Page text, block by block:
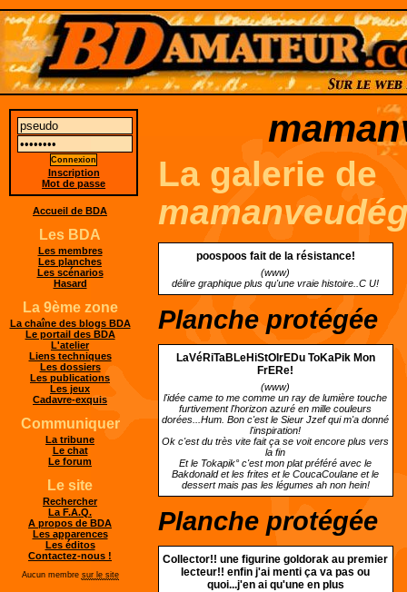
La galerie de
poospoos fait de la résistance!
(www)
délire graphique plus qu'une vraie histoire..C U!
Planche protégée
LaVéRiTaBLeHiStOIrEDu ToKaPik Mon
FrERe!
(www)
l'idée came to me comme un ray de lumière touche
furtivement l'horizon azuré en mille couleurs
dorées...Hum. Bon c'est le Sieur Jzef qui m'a donné
l'inspiration!
Ok c'est du très vite fait ça se voit encore plus vers
la fin
Et le Tokapik° c'est mon plat préféré avec le
Bakdonald et les frites et le CoucaCoulane et le
dessert mais pas les légumes ah non hein!
Planche protégée
Collector!! une figurine goldorak au premier
lecteur!! enfin j'ai menti ça va pas ou
quoi...j'en ai qu'une en plus
Inscription
Mot de passe
Accueil de BDA
Les BDA
Les membres
Les planches
Les scénarios
Hasard
La 9ème zone
La chaîne des blogs BDA
Le portail des BDA
L'atelier
Liens techniques
Les dossiers
Les publications
Les jeux
Cadavre-exquis
Communiquer
La tribune
Le chat
Le forum
Le site
Rechercher
La F.A.Q.
A propos de BDA
Les apparences
Les éditos
Contactez-nous !
Aucun membre sur le site